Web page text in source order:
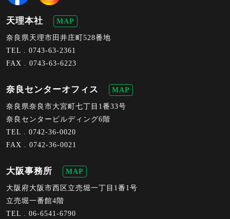
天理本社 MAP
奈良県天理市田井庄町528番地
TEL . 0743-63-2361
FAX . 0743-63-6223
奈良センターオフィス MAP
奈良県奈良市大宮町七丁目1番33号
奈良センタービルディング6階
TEL . 0742-36-0020
FAX . 0742-36-0021
大阪事務所 MAP
大阪府大阪市西区立売堀一丁目1番1号
立売堀一番館4階
TEL . 06-6541-6790